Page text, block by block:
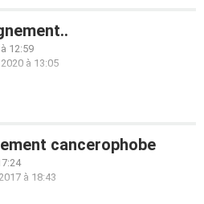
12:59
à 13:05
cancerophobe
à 18:43